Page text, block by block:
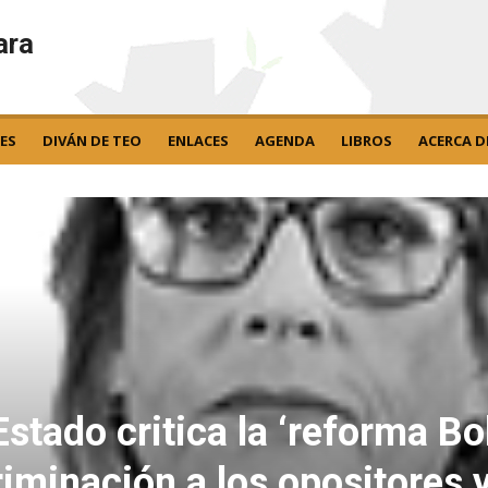
DIVÁN DE TEO ENLACES AGENDA LIBROS ACERCA
critica la ‘reforma